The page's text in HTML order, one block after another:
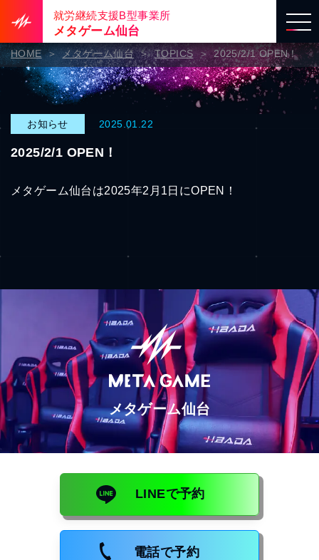
就労継続支援B型事業所
メタゲーム仙台
HOME メタゲーム仙台 TOPICS 2025/2/1 OPEN！
お知らせ 2025.01.22
2025/2/1 OPEN！
メタゲーム仙台は2025年2月1日にOPEN！
メタゲーム仙台
LINEで予約
電話で予約